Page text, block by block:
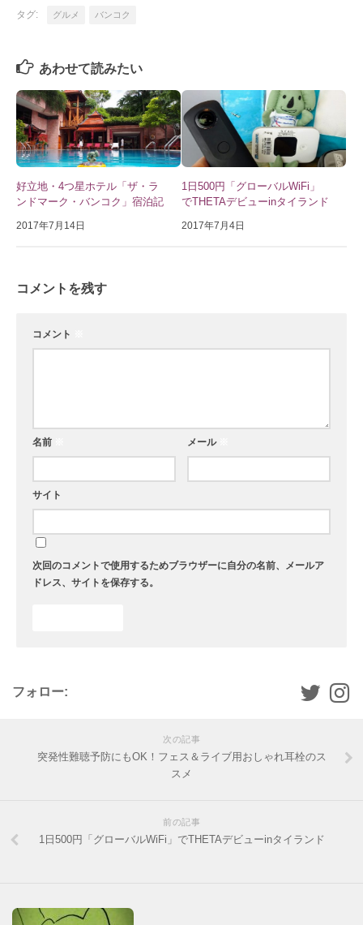
タグ: グルメ バンコク
あわせて読みたい
好立地・4つ星ホテル「ザ・ラ
ンドマーク・バンコク」宿泊記
2017年7月14日
1日500円「グローバルWiFi」
でTHETAデビューinタイランド
2017年7月4日
コメントを残す
コメント
名前 メール
サイト
次回のコメントで使用するためブラウザーに自分の名前、メールア
ドレス、サイトを保存する。
フォロー:
次の記事
突発性難聴予防にもOK！フェス＆ライブ用おしゃれ耳栓のス
スメ
前の記事
1日500円「グローバルWiFi」でTHETAデビューinタイランド